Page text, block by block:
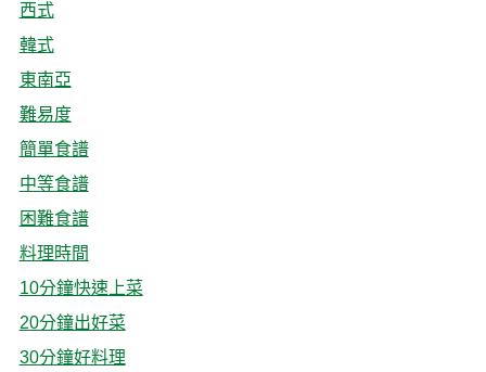
西式
韓式
東南亞
難易度
簡單食譜
中等食譜
困難食譜
料理時間
10分鐘快速上菜
20分鐘出好菜
30分鐘好料理